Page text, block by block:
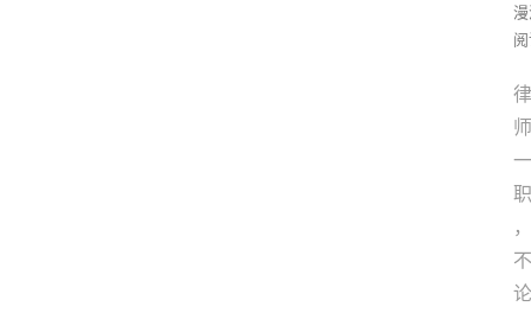
律
师
一
职
，
不
论